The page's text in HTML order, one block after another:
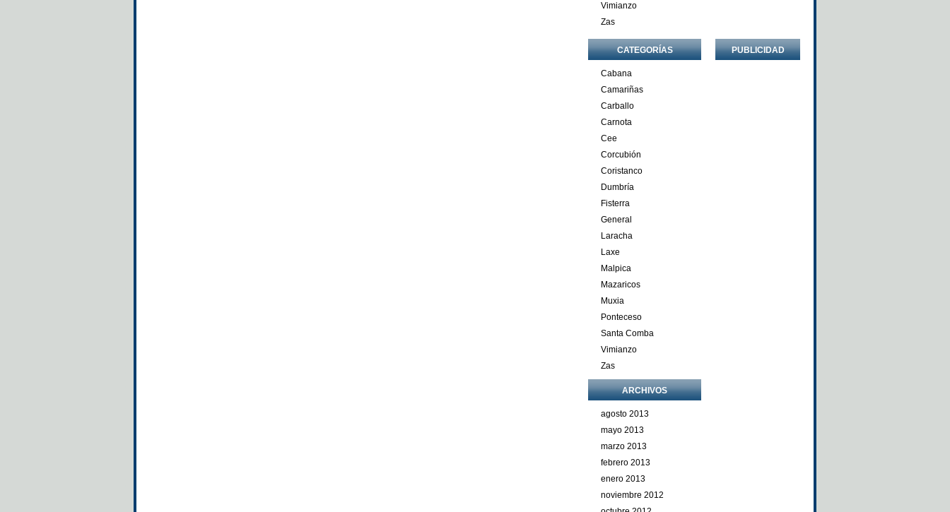
Vimianzo
Zas
CATEGORÍAS
Cabana
Camariñas
Carballo
Carnota
Cee
Corcubión
Coristanco
Dumbría
Fisterra
General
Laracha
Laxe
Malpica
Mazaricos
Muxia
Ponteceso
Santa Comba
Vimianzo
Zas
ARCHIVOS
agosto 2013
mayo 2013
marzo 2013
febrero 2013
enero 2013
noviembre 2012
PUBLICIDAD